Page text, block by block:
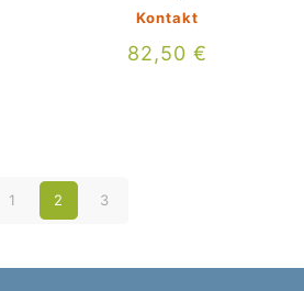
Kontakt
82,50 €
1 2 3